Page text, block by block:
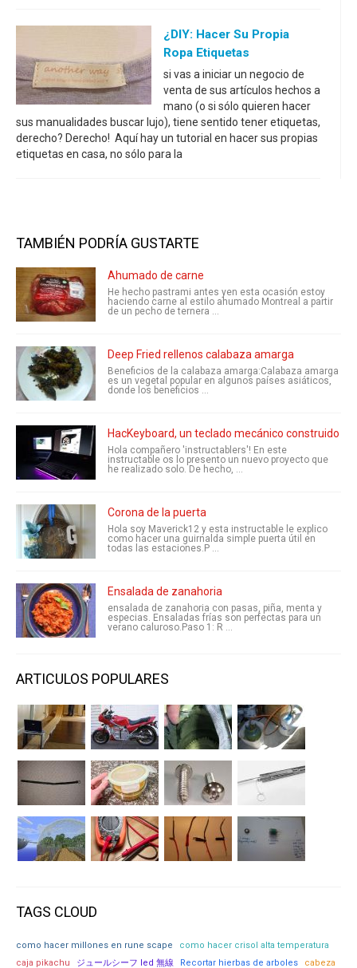
¿DIY: Hacer Su Propia
Ropa Etiquetas
si vas a iniciar un negocio de
venta de sus artículos hechos a
mano (o si sólo quieren hacer
sus manualidades buscar lujo), tiene sentido tener etiquetas,
derecho? Derecho! Aquí hay un tutorial en hacer sus propias
etiquetas en casa, no sólo para la
TAMBIÉN PODRÍA GUSTARTE
Ahumado de carne
He hecho pastrami antes yen esta ocasión estoy
haciendo carne al estilo ahumado Montreal a partir
de un pecho de ternera ...
Deep Fried rellenos calabaza amarga
Beneficios de la calabaza amarga:Calabaza amarga
es un vegetal popular en algunos países asiáticos,
donde los beneficios ...
HacKeyboard, un teclado mecánico construido
Hola compañero 'instructablers'! En este
instructable os lo presento un nuevo proyecto que
he realizado solo. De hecho, ...
Corona de la puerta
Hola soy Maverick12 y esta instructable le explico
como hacer una guirnalda simple puerta útil en
todas las estaciones.P ...
Ensalada de zanahoria
ensalada de zanahoria con pasas, piña, menta y
especias. Ensaladas frías son perfectas para un
verano caluroso.Paso 1: R ...
ARTICULOS POPULARES
TAGS CLOUD
como hacer millones en rune scape
como hacer crisol alta temperatura
caja pikachu
ジュールシーフ led 無線 Recortar hierbas de arboles cabeza